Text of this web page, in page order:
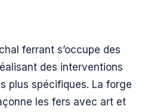
ferrant s’occupe des
des interventions
plus spécifiques. La forge
les fers avec art et